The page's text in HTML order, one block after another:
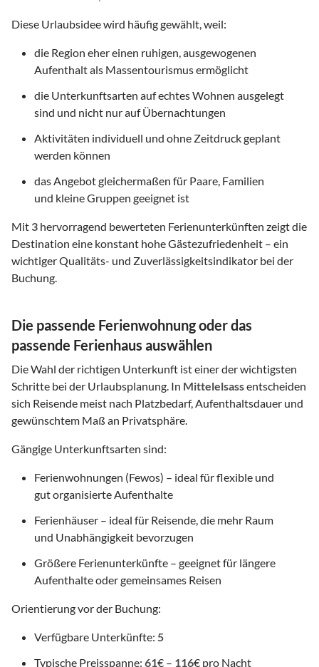
Diese Urlaubsidee wird häufig gewählt, weil:
die Region eher einen ruhigen, ausgewogenen
Aufenthalt als Massentourismus ermöglicht
die Unterkunftsarten auf echtes Wohnen ausgelegt
sind und nicht nur auf Übernachtungen
Aktivitäten individuell und ohne Zeitdruck geplant
werden können
das Angebot gleichermaßen für Paare, Familien
und kleine Gruppen geeignet ist
Mit 3 hervorragend bewerteten Ferienunterkünften zeigt die
Destination eine konstant hohe Gästezufriedenheit – ein
wichtiger Qualitäts- und Zuverlässigkeitsindikator bei der
Buchung.
Die passende Ferienwohnung oder das
passende Ferienhaus auswählen
Die Wahl der richtigen Unterkunft ist einer der wichtigsten
Schritte bei der Urlaubsplanung. In Mittelelsassentscheiden
sich Reisende meist nach Platzbedarf, Aufenthaltsdauer und
gewünschtem Maß an Privatsphäre.
Gängige Unterkunftsarten sind:
Ferienwohnungen (Fewos) – ideal für flexible und
gut organisierte Aufenthalte
Ferienhäuser – ideal für Reisende, die mehr Raum
und Unabhängigkeit bevorzugen
Größere Ferienunterkünfte – geeignet für längere
Aufenthalte oder gemeinsames Reisen
Orientierung vor der Buchung:
Verfügbare Unterkünfte: 5
Typische Preisspanne: 61€ – 116€ pro Nacht